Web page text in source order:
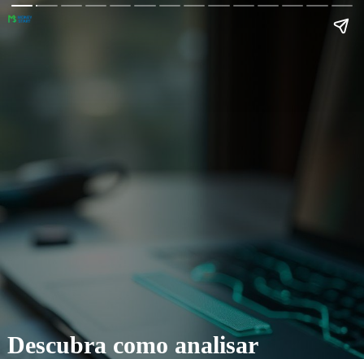
Descubra como analisar